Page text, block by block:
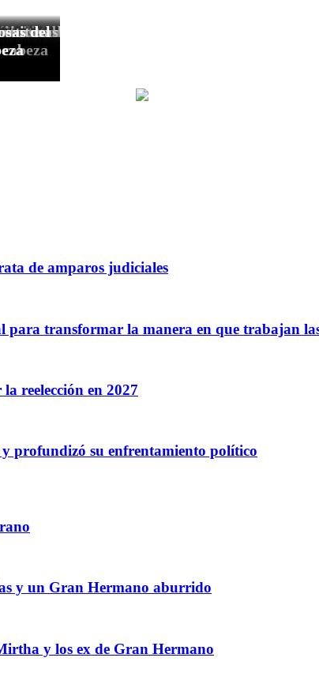
de amparos judiciales
para transformar la manera en que trabajan
reelección en 2027
profundizó su enfrentamiento político
y un Gran Hermano aburrido
y los ex de Gran Hermano